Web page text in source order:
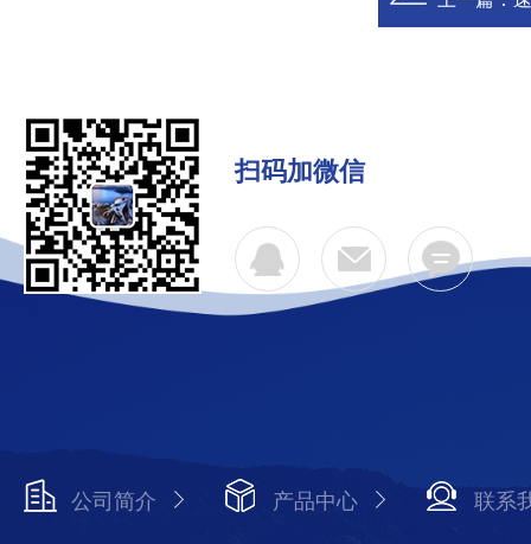
扫码加微信
公司简介 产品中心 联系